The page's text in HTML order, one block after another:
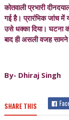
कोतवाली प्रभारी
गई है। प्रारंभिक जांच में
उसे धक्का दिया। घटना
बाद ही असली वजह
By- Dhiraj Singh
SHARE THIS